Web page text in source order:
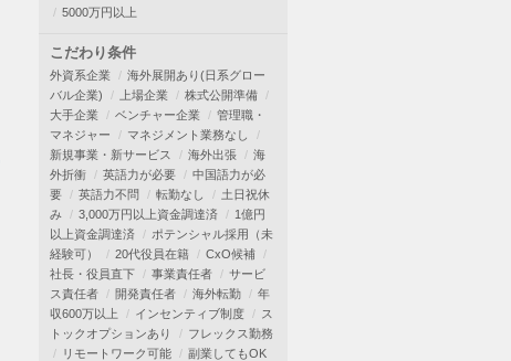
5000万円以上
こだわり条件
外資系企業
海外展開あり(日系グロー
バル企業)
上場企業
株式公開準備
大手企業
ベンチャー企業
管理職・
マネジャー
マネジメント業務なし
新規事業・新サービス
海外出張
海
外折衝
英語力が必要
中国語力が必
要
英語力不問 転勤なし
土日祝休
み
3,000万円以上資金調達済
1億円
以上資金調達済
ポテンシャル採用（未
経験可）
20代役員在籍
CxO候補
社長・役員直下
事業責任者
サービ
ス責任者
開発責任者 海外転勤
年
収600万以上
インセンティブ制度
ス
トックオプションあり
フレックス勤務
リモートワーク可能
副業してもOK